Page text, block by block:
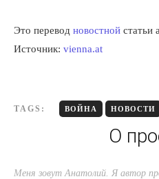
Это перевод новостной статьи
Источник: vienna.at
TAGS: ВОЙНА НОВОСТИ
О
Меня зовут Анатолий. Я автор